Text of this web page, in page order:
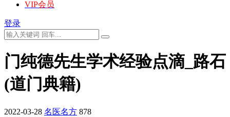
VIP会员
登录
门纯德先生学术经验点滴_路石
(道门典籍)
2022-03-28 名医名方 878